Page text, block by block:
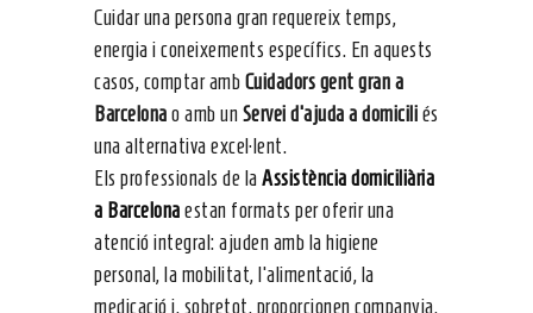
Cuidar una persona gran requereix temps,
energia i coneixements específics. En aquests
casos, comptar amb Cuidadors gent gran a
Barcelona o amb un Servei d’ajuda a domicili és
una alternativa excel·lent.
Els professionals de la Assistència domiciliària
a Barcelona estan formats per oferir una
atenció integral: ajuden amb la higiene
personal, la mobilitat, l’alimentació, la
medicació i, sobretot, proporcionen companyia.